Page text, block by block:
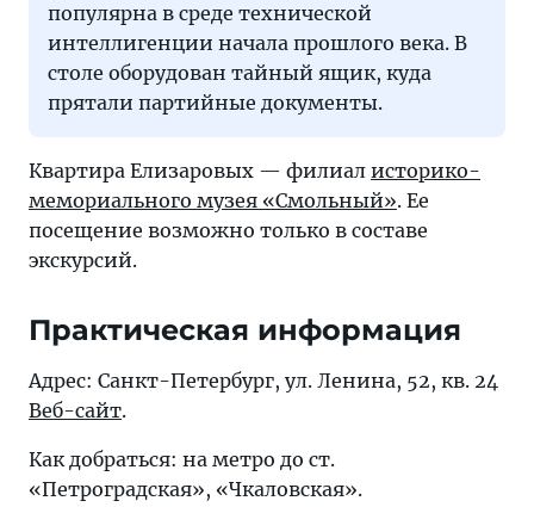
популярна в среде технической
интеллигенции начала прошлого века. В
столе оборудован тайный ящик, куда
прятали партийные документы.
Квартира Елизаровых — филиал историко-
мемориального музея «Смольный». Ее
посещение возможно только в составе
экскурсий.
Практическая информация
Адрес: Санкт-Петербург, ул. Ленина, 52, кв. 24
Веб-сайт.
Как добраться: на метро до ст.
«Петроградская», «Чкаловская».